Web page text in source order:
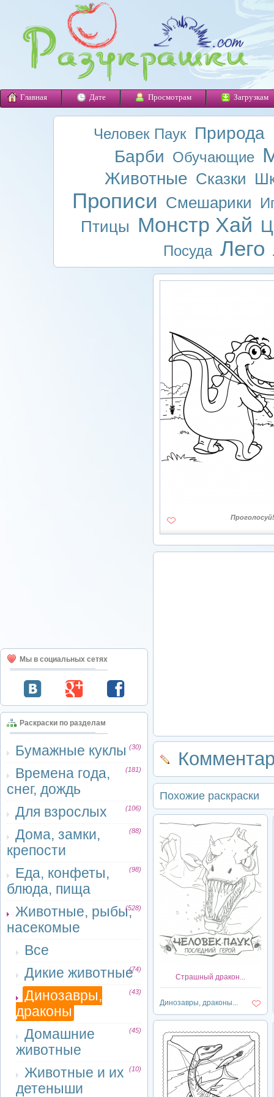
Главная Дате Просмотрам Загрузкам
Человек Паук Природа
Барби Обучающие
Животные Сказки
Прописи Смешарики
Птицы Монстр Хай
Посуда Лего
Мы в социальных сетях
Раскраски по разделам
Бумажные куклы (30)
Времена года,
снег, дождь
(181)
Для взрослых (106)
Дома, замки,
крепости
(88)
Еда, конфеты,
блюда, пища
(98)
Животные, рыбы,
насекомые
(528)
Все
Дикие животные(74)
Динозавры,
драконы
(43)
Домашние
животные
(45)
Животные и их
детеныши
(10)
Проголосуй!
Похожие раскраски
Страшный дракон...
Динозавры, драконы...